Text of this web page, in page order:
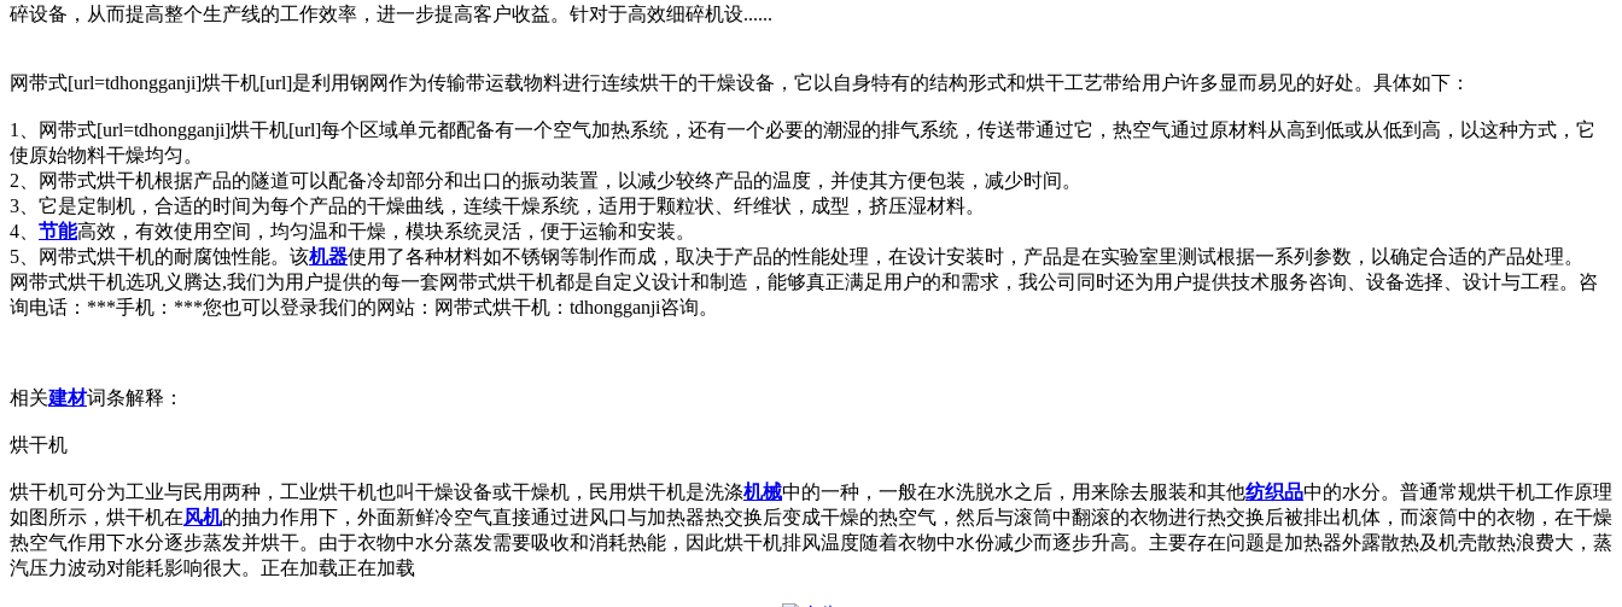
碎设备，从而提高整个生产线的工作效率，进一步提高客户收益。针对于高效细碎机设......
网带式[url=tdhongganji]烘干机[url]是利用钢网作为传输带运载物料进行连续烘干的干燥设备，它以自身特有的结构形式和烘干工艺带给用户许多显而易见的好处。具体如下：
1、网带式[url=tdhongganji]烘干机[url]每个区域单元都配备有一个空气加热系统，还有一个必要的潮湿的排气系统，传送带通过它，热空气通过原材料从高到低或从低到高，以这种方式，它
使原始物料干燥均匀。
2、网带式烘干机根据产品的隧道可以配备冷却部分和出口的振动装置，以减少较终产品的温度，并使其方便包装，减少时间。
3、它是定制机，合适的时间为每个产品的干燥曲线，连续干燥系统，适用于颗粒状、纤维状，成型，挤压湿材料。
4、 节能高效，有效使用空间，均匀温和干燥，模块系统灵活，便于运输和安装。
5、网带式烘干机的耐腐蚀性能。该机器使用了各种材料如不锈钢等制作而成，取决于产品的性能处理，在设计安装时，产品是在实验室里测试根据一系列参数，以确定合适的产品处理。
网带式烘干机选巩义腾达,我们为用户提供的每一套网带式烘干机都是自定义设计和制造，能够真正满足用户的和需求，我公司同时还为用户提供技术服务咨询、设备选择、设计与工程。咨
询电话：***手机：***您也可以登录我们的网站：网带式烘干机：tdhongganji咨询。
相关建材词条解释：
烘干机
烘干机可分为工业与民用两种，工业烘干机也叫干燥设备或干燥机，民用烘干机是洗涤机械中的一种，一般在水洗脱水之后，用来除去服装和其他纺织品中的水分。普通常规烘干机工作原理
如图所示，烘干机在风机的抽力作用下，外面新鲜冷空气直接通过进风口与加热器热交换后变成干燥的热空气，然后与滚筒中翻滚的衣物进行热交换后被排出机体，而滚筒中的衣物，在干燥
热空气作用下水分逐步蒸发并烘干。由于衣物中水分蒸发需要吸收和消耗热能，因此烘干机排风温度随着衣物中水份减少而逐步升高。主要存在问题是加热器外露散热及机壳散热浪费大，蒸
汽压力波动对能耗影响很大。正在加载正在加载